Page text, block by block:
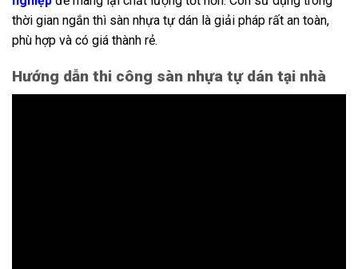
thời gian ngắn thì sàn nhựa tự dán là giải pháp rất an toàn,
phù hợp và có giá thành rẻ.
Hướng dẫn thi công sàn nhựa tự dán tại nhà